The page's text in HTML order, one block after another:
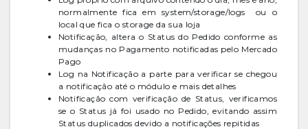
normalmente fica em system/storage/logs ou o
local que fica o storage da sua loja
Notificação, altera o Status do Pedido conforme as
mudanças no Pagamento notificadas pelo Mercado
Pago
Log na Notificação a parte para verificar se chegou
a notificação até o módulo e mais detalhes
Notificação com verificação de Status, verificamos
se o Status já foi usado no Pedido, evitando assim
Status duplicados devido a notificações repitidas